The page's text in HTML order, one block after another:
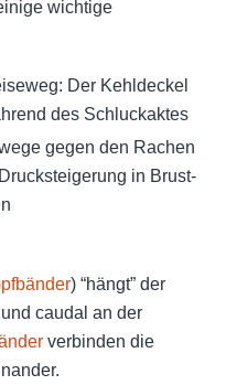
wichtige
Der Kehldeckel
des Schluckaktes
gegen den Rachen
in Brust-
) “hängt” der
caudal an der
verbinden die